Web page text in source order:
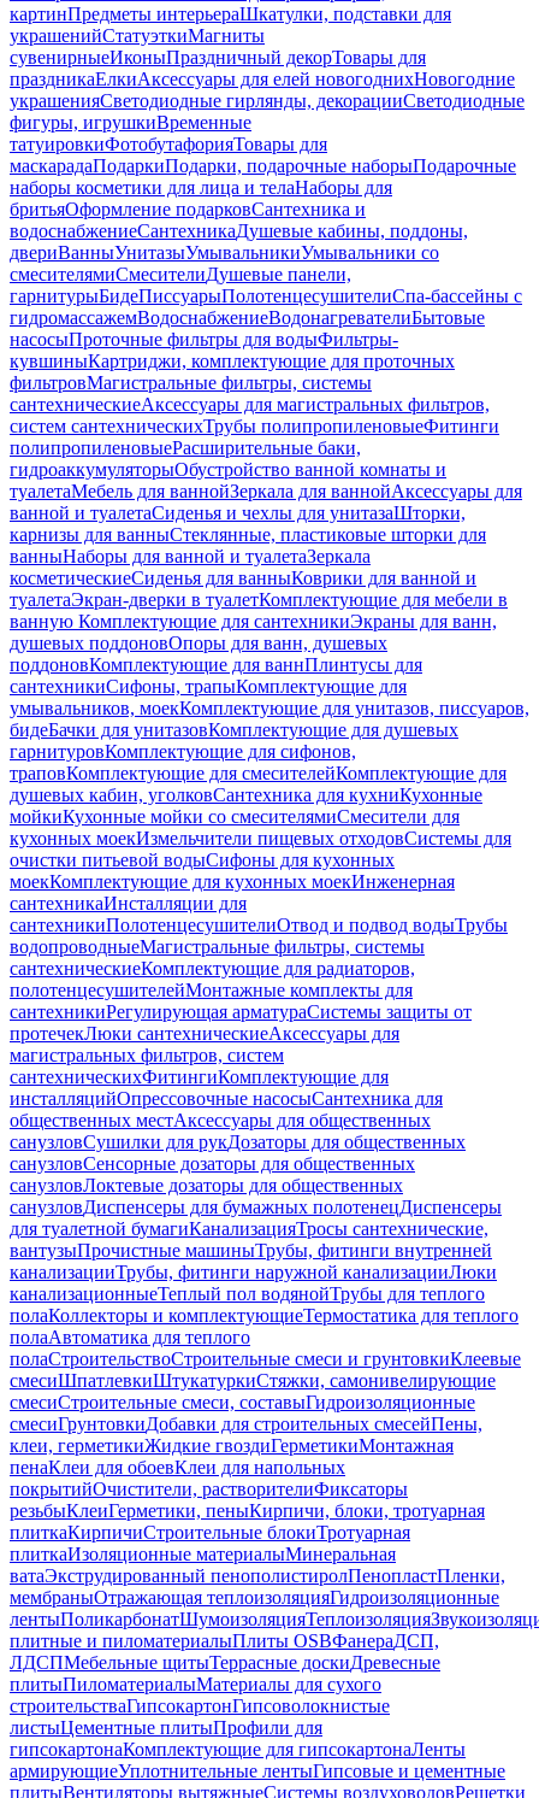
картинПредметы интерьераШкатулки, подставки для
украшенийСтатуэткиМагниты
сувенирныеИконыПраздничный декорТовары для
праздникаЕлкиАксессуары для елей новогоднихНовогодние
украшенияСветодиодные гирлянды, декорацииСветодиодные
фигуры, игрушкиВременные
татуировкиФотобутафорияТовары для
маскарадаПодаркиПодарки, подарочные наборыПодарочные
наборы косметики для лица и телаНаборы для
бритьяОформление подарковСантехника и
водоснабжениеСантехникаДушевые кабины, поддоны,
двериВанныУнитазыУмывальникиУмывальники со
смесителямиСмесителиДушевые панели,
гарнитурыБидеПиссуарыПолотенцесушителиСпа-бассейны с
гидромассажемВодоснабжениеВодонагревателиБытовые
насосыПроточные фильтры для водыФильтры-
кувшиныКартриджи, комплектующие для проточных
фильтровМагистральные фильтры, системы
сантехническиеАксессуары для магистральных фильтров,
систем сантехническихТрубы полипропиленовыеФитинги
полипропиленовыеРасширительные баки,
гидроаккумуляторыОбустройство ванной комнаты и
туалетаМебель для ваннойЗеркала для ваннойАксессуары для
ванной и туалетаСиденья и чехлы для унитазаШторки,
карнизы для ванныСтеклянные, пластиковые шторки для
ванныНаборы для ванной и туалетаЗеркала
косметическиеСиденья для ванныКоврики для ванной и
туалетаЭкран-дверки в туалетКомплектующие для мебели в
ванную Комплектующие для сантехникиЭкраны для ванн,
душевых поддоновОпоры для ванн, душевых
поддоновКомплектующие для ваннПлинтусы для
сантехникиСифоны, трапыКомплектующие для
умывальников, моекКомплектующие для унитазов, писсуаров,
бидеБачки для унитазовКомплектующие для душевых
гарнитуровКомплектующие для сифонов,
траповКомплектующие для смесителейКомплектующие для
душевых кабин, уголковСантехника для кухниКухонные
мойкиКухонные мойки со смесителямиСмесители для
кухонных моекИзмельчители пищевых отходовСистемы для
очистки питьевой водыСифоны для кухонных
моекКомплектующие для кухонных моекИнженерная
сантехникаИнсталляции для
сантехникиПолотенцесушителиОтвод и подвод водыТрубы
водопроводныеМагистральные фильтры, системы
сантехническиеКомплектующие для радиаторов,
полотенцесушителейМонтажные комплекты для
сантехникиРегулирующая арматураСистемы защиты от
протечекЛюки сантехническиеАксессуары для
магистральных фильтров, систем
сантехническихФитингиКомплектующие для
инсталляцийОпрессовочные насосыСантехника для
общественных местАксессуары для общественных
санузловСушилки для рукДозаторы для общественных
санузловСенсорные дозаторы для общественных
санузловЛоктевые дозаторы для общественных
санузловДиспенсеры для бумажных полотенецДиспенсеры
для туалетной бумагиКанализацияТросы сантехнические,
вантузыПрочистные машиныТрубы, фитинги внутренней
канализацииТрубы, фитинги наружной канализацииЛюки
канализационныеТеплый пол водянойТрубы для теплого
полаКоллекторы и комплектующиеТермостатика для теплого
полаАвтоматика для теплого
полаСтроительствоСтроительные смеси и грунтовкиКлеевые
смесиШпатлевкиШтукатуркиСтяжки, самонивелирующие
смесиСтроительные смеси, составыГидроизоляционные
смесиГрунтовкиДобавки для строительных смесейПены,
клеи, герметикиЖидкие гвоздиГерметикиМонтажная
пенаКлеи для обоевКлеи для напольных
покрытийОчистители, растворителиФиксаторы
резьбыКлеиГерметики, пеныКирпичи, блоки, тротуарная
плиткаКирпичиСтроительные блокиТротуарная
плиткаИзоляционные материалыМинеральная
ватаЭкструдированный пенополистиролПенопластПленки,
мембраныОтражающая теплоизоляцияГидроизоляционные
лентыПоликарбонатШумоизоляцияТеплоизоляция
плитные и пиломатериалыПлиты OSBФанераДСП,
ЛДСПМебельные щитыТеррасные доскиДревесные
плитыПиломатериалыМатериалы для сухого
строительстваГипсокартонГипсоволокнистые
листыЦементные плитыПрофили для
гипсокартонаКомплектующие для гипсокартонаЛенты
армирующиеУплотнительные лентыГипсовые и цементные
плитыВентиляторы вытяжныеСистемы воздуховодовРешетки